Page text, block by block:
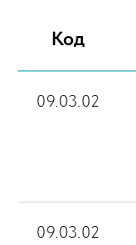
Код
09.03.02
09.03.02